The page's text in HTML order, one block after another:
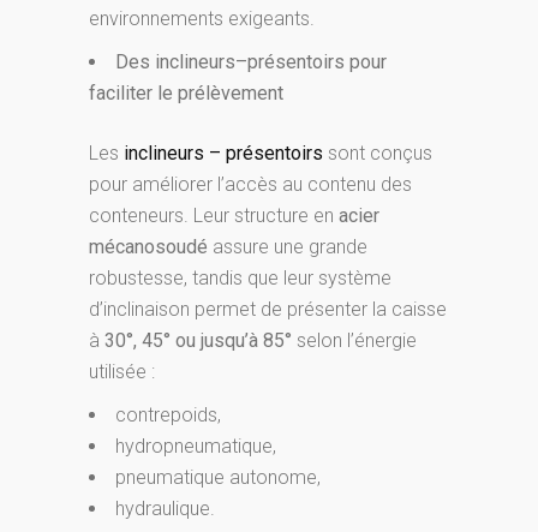
environnements exigeants.
Des inclineurs–présentoirs pour
faciliter le prélèvement
Les inclineurs – présentoirs sont conçus
pour améliorer l’accès au contenu des
conteneurs. Leur structure en acier
mécanosoudé assure une grande
robustesse, tandis que leur système
d’inclinaison permet de présenter la caisse
à 30°, 45° ou jusqu’à 85° selon l’énergie
utilisée :
contrepoids,
hydropneumatique,
pneumatique autonome,
hydraulique.